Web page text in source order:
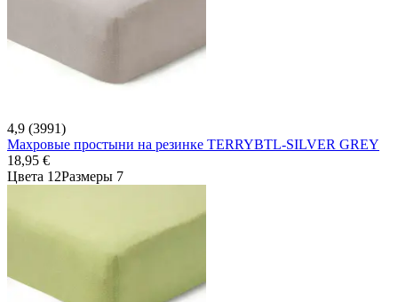
4,9 (3991)
Махровые простыни на резинке TERRYBTL-SILVER GREY
18,95 €
Цвета 12Размеры 7